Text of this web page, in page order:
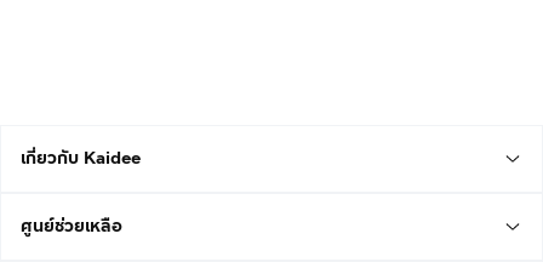
เกี่ยวกับ Kaidee
ศูนย์ช่วยเหลือ